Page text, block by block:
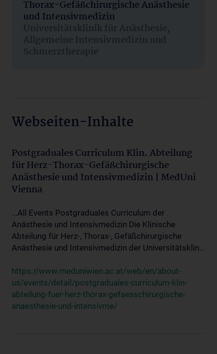
Thorax-Gefäßchirurgische Anästhesie
und Intensivmedizin
Universitätsklinik für Anästhesie,
Allgemeine Intensivmedizin und
Schmerztherapie
Webseiten-Inhalte
Postgraduales Curriculum Klin. Abteilung
für Herz-Thorax-Gefäßchirurgische
Anästhesie und Intensivmedizin | MedUni
Vienna
...All Events Postgraduales Curriculum der
Anästhesie und Intensivmedizin Die Klinische
Abteilung für Herz-, Thorax-, Gefäßchirurgische
Anästhesie und Intensivmedizin der Universitätsklin...
https://www.meduniwien.ac.at/web/en/about-
us/events/detail/postgraduales-curriculum-klin-
abteilung-fuer-herz-thorax-gefaesschirurgische-
anaesthesie-und-intensivme/